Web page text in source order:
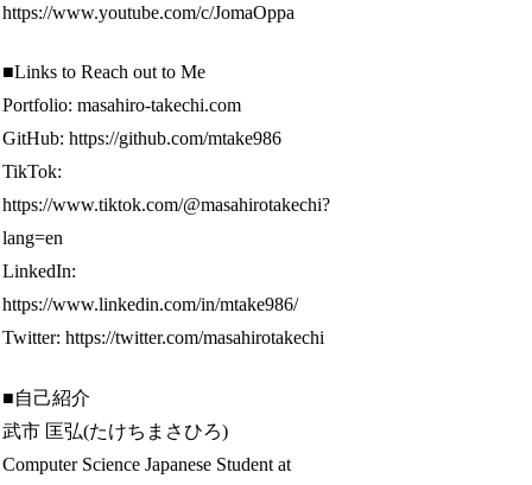
https://www.youtube.com/c/JomaOppa
■Links to Reach out to Me
Portfolio: masahiro-takechi.com
GitHub: https://github.com/mtake986
TikTok:
https://www.tiktok.com/@masahirotakechi?
lang=en
LinkedIn:
https://www.linkedin.com/in/mtake986/
Twitter: https://twitter.com/masahirotakechi
■自己紹介
武市 匡弘(たけちまさひろ)
Computer Science Japanese Student at